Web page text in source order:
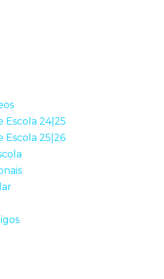
Escola 24|25
Escola 25|26